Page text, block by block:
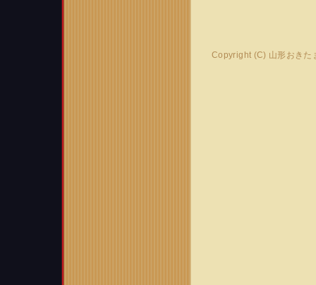
Copyright (C) 山形おき